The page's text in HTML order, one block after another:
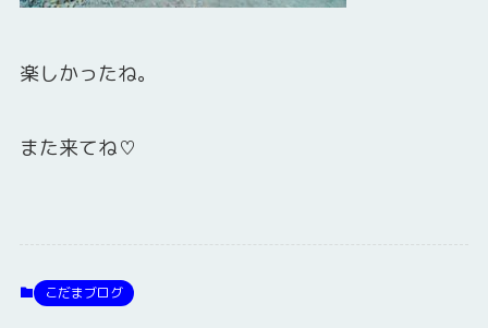
楽しかったね。
また来てね♡
こだまブログ